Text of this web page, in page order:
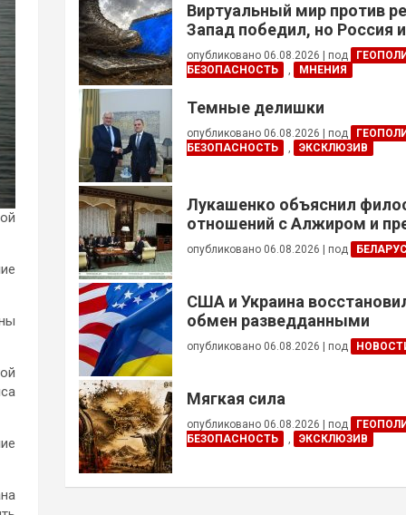
Виртуальный мир против
Запад победил, но Россия
опубликовано 06.08.2026 под
БЕЗОПАСНОСТЬ
, МНЕНИЯ
Темные делишки
опубликовано 06.08.2026 под
БЕЗОПАСНОСТЬ
, ЭКСКЛЮЗИВ
Лукашенко объяснил
отношений с Алжиром и
ускорить реализацию
опубликовано 06.08.2026 под
США и Украина
обмен разведданными
опубликовано 06.08.2026 под
Мягкая сила
опубликовано 06.08.2026 под
БЕЗОПАСНОСТЬ
, ЭКСКЛЮЗИВ